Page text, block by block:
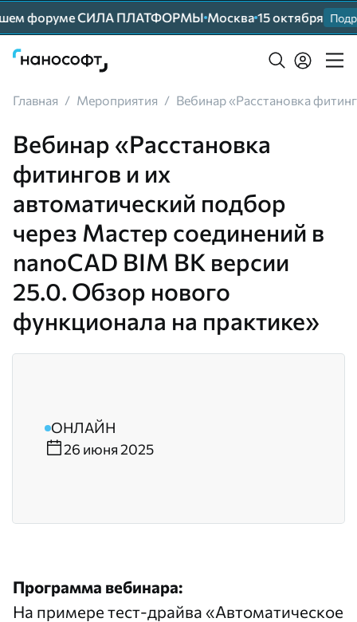
форуме СИЛА ПЛАТФОРМЫ Москва 15 октября
Главная / Мероприятия / Вебинар «Расстановка
Вебинар «Расстановка
фитингов и их
автоматический подбор
через Мастер соединений в
nanoCAD BIM ВК версии
25.0. Обзор нового
функционала на практике»
ОНЛАЙН
26 июня 2025
Программа вебинара:
На примере тест-драйва «Автоматическое